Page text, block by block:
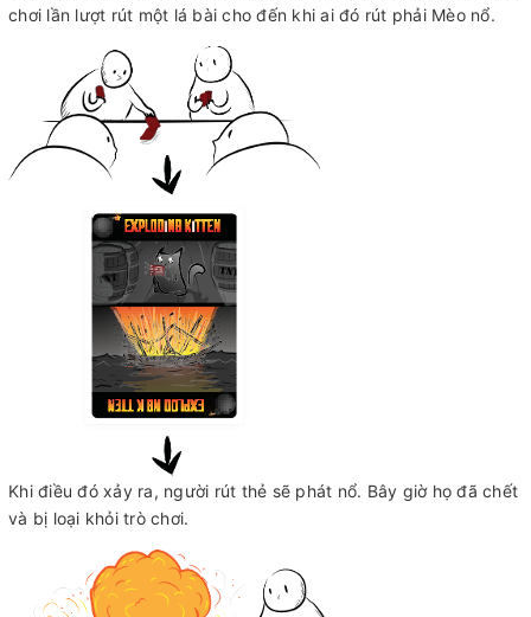
chơi lần lượt rút một lá bài cho đến khi ai đó rút phải Mèo nổ.
Khi điều đó xảy ra, người rút thẻ sẽ phát nổ. Bây giờ họ đã chết
và bị loại khỏi trò chơi.